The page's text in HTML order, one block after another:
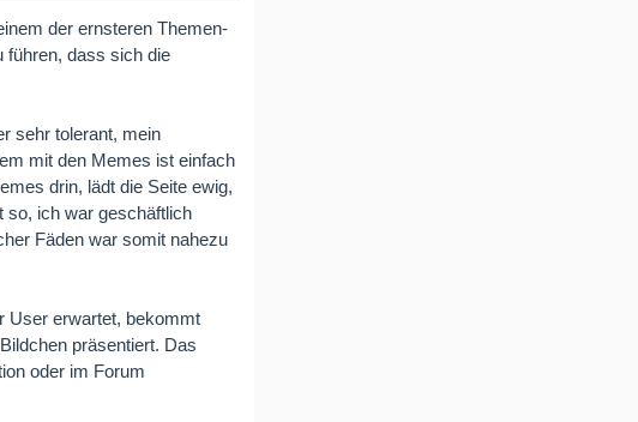
der ernsteren Themen-
führen, dass sich die
sehr tolerant, mein
mit den Memes ist einfach
drin, lädt die Seite ewig,
so, ich war geschäftlich
Fäden war somit nahezu
User erwartet, bekommt
präsentiert. Das
oder im Forum